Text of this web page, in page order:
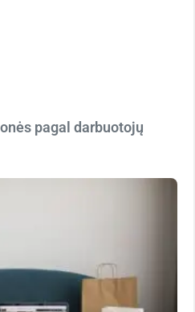
pagal darbuotojų